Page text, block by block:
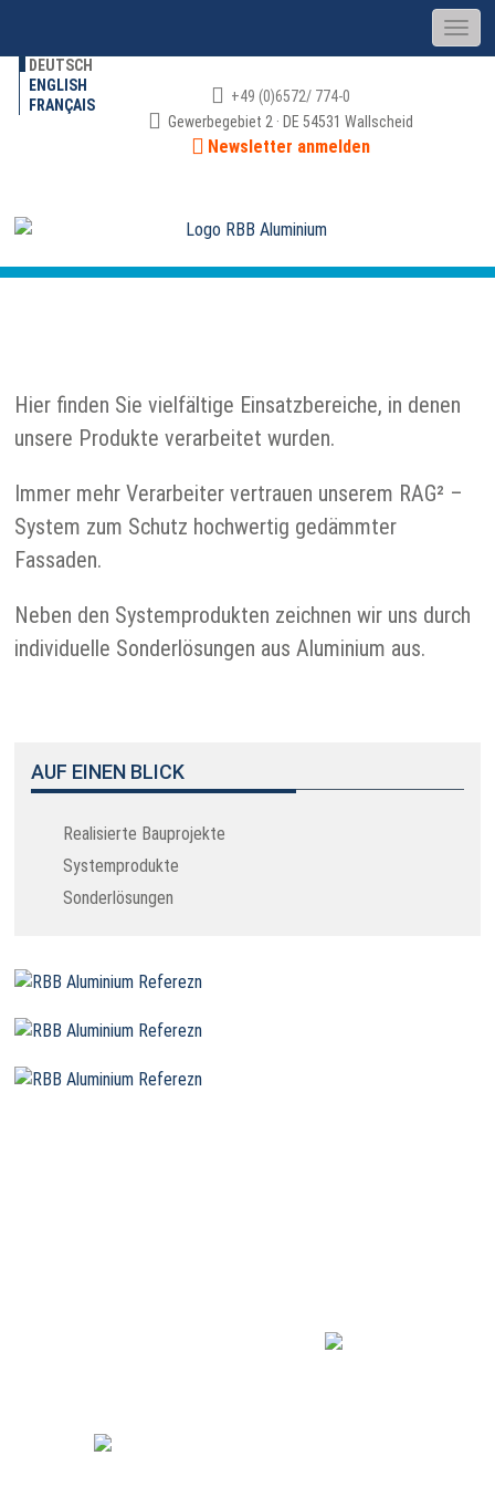
DEUTSCH
ENGLISH
FRANÇAIS
+49 (0)6572/ 774-0
Gewerbegebiet 2 · DE 54531 Wallscheid
Newsletter anmelden
Hier finden Sie vielfältige Einsatzbereiche, in denen
unsere Produkte verarbeitet wurden.
Immer mehr Verarbeiter vertrauen unserem RAG² –
System zum Schutz hochwertig gedämmter
Fassaden.
Neben den Systemprodukten zeichnen wir uns durch
individuelle Sonderlösungen aus Aluminium aus.
AUF EINEN BLICK
Realisierte Bauprojekte
Systemprodukte
Sonderlösungen